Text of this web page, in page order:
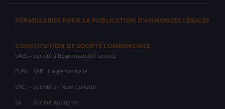
FORMULAIRES POUR LA PUBLICATION D'ANNONCES LÉGALES
:
CONSTITUTION DE SOCIÉTÉ COMMERCIALE
SARL - Société à Responsabilité Limitée
EURL - SARL Unipersonnelle
SNC - Société en Nom Collectif
SA - Société Anonyme